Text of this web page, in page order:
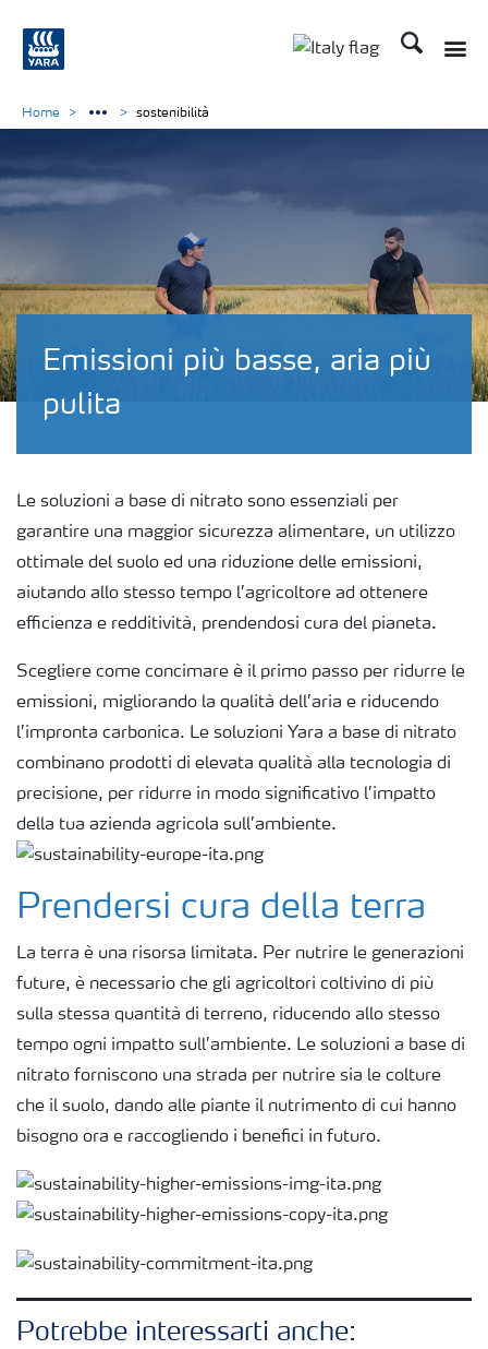
Cerca
Emissioni più basse, aria più
pulita
Home sostenibilità
Le soluzioni a base di nitrato sono essenziali per
garantire una maggior sicurezza alimentare, un utilizzo
ottimale del suolo ed una riduzione delle emissioni,
aiutando allo stesso tempo l’agricoltore ad ottenere
efficienza e redditività, prendendosi cura del pianeta.
Scegliere come concimare è il primo passo per ridurre le
emissioni, migliorando la qualità dell’aria e riducendo
l’impronta carbonica. Le soluzioni Yara a base di nitrato
combinano prodotti di elevata qualità alla tecnologia di
precisione, per ridurre in modo significativo l’impatto
della tua azienda agricola sull’ambiente.
Prendersi cura della terra
La terra è una risorsa limitata. Per nutrire le generazioni
future, è necessario che gli agricoltori coltivino di più
sulla stessa quantità di terreno, riducendo allo stesso
tempo ogni impatto sull’ambiente. Le soluzioni a base di
nitrato forniscono una strada per nutrire sia le colture
che il suolo, dando alle piante il nutrimento di cui hanno
bisogno ora e raccogliendo i benefici in futuro.
Potrebbe interessarti anche: